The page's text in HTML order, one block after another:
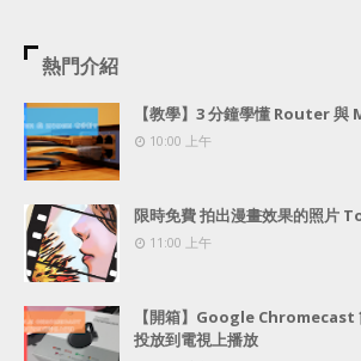
熱門介紹
【教學】3 分鐘學懂 Router 與
10:00 上午
限時免費 拍出漫畫效果的照片
11:00 上午
【開箱】Google Chromecast
投放到電視上播放